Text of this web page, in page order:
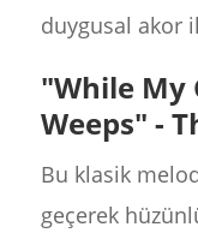
duygusal akor
"While My
Weeps" -
Bu klasik
geçerek